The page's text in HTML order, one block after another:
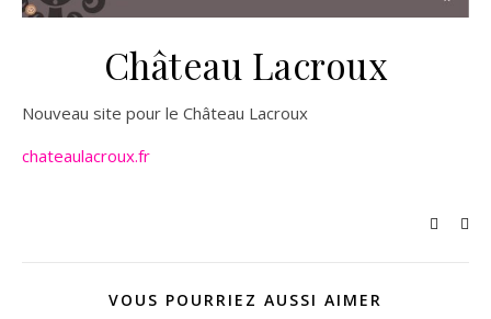
Château Lacroux
Nouveau site pour le Château Lacroux
chateaulacroux.fr
VOUS POURRIEZ AUSSI AIMER